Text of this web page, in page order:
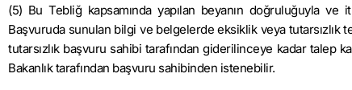
(5) Bu Tebliğ kapsamında yapılan beyanın doğruluğuyla
Başvuruda sunulan bilgi ve belgelerde eksiklik veya
tutarsızlık başvuru sahibi tarafından giderilinceye kadar talep
Bakanlık tarafından başvuru sahibinden istenebilir.